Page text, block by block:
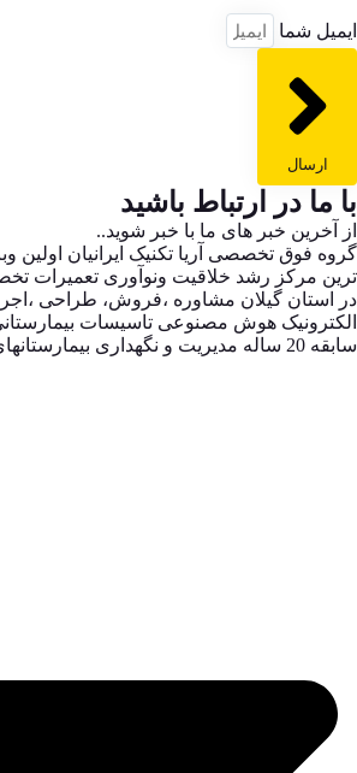
ایمیل شما
ارسال
با ما در ارتباط باشید
از آخرین خبر های ما با خبر شوید..
گروه فوق تخصصی آریا تکنیک ایرانیان اولین
ترین مرکز رشد خلاقیت ونوآوری تعمیرات
در استان گیلان مشاوره ،فروش، طراحی
الکترونیک هوش مصنوعی تاسیسات
سابقه 20 ساله مدیریت و نگهداری بیمارستانهای کشور.